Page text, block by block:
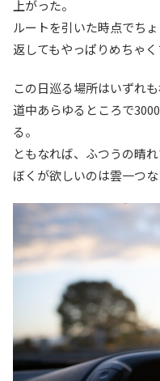
上がった。
ルートを引いた時点でち
返してもやっぱりめちゃ
この日巡る場所はいずれも
道中あらゆるところで
る。
ともなれば、ふつうの晴れ
ぼくが欲しいのは雲一つ